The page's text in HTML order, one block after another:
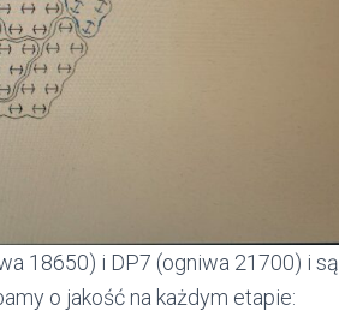
18650) i DP7 (ogniwa 21700) i są
o jakość na każdym etapie: